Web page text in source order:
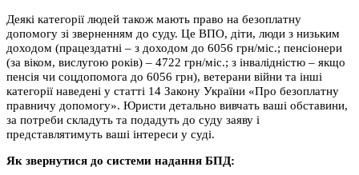
Деякі категорії людей також мають право на безоплатну
допомогу зі зверненням до суду. Це ВПО, діти, люди з низьким
доходом (працездатні – з доходом до 6056 грн/міс.; пенсіонери
(за віком, вислугою років) – 4722 грн/міс.; з інвалідністю – якщо
пенсія чи соцдопомога до 6056 грн), ветерани війни та інші
категорії наведені у статті 14 Закону України «Про безоплатну
правничу допомогу». Юристи детально вивчать ваші обставини,
за потреби складуть та подадуть до суду заяву і
представлятимуть ваші інтереси у суді.
Як звернутися до системи надання БПД: